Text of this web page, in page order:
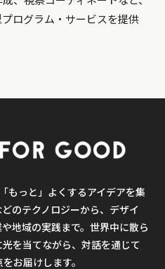
ログラム・サービスを提供
もっと」よくするアイデアを集
のテクノロジーから、デザイ
地域の実践まで。世界中に散ら
を当てながら、対話を通じて
お届けします。